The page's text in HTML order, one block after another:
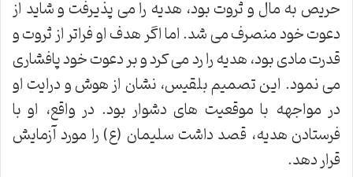
حریص به مال و ثروت بود، هدیه را می پذیرفت و شاید از
دعوت خود منصرف می شد. اما اگر هدف او فراتر از ثروت و
قدرت مادی بود، هدیه را رد می کرد و بر دعوت خود پافشاری
می نمود. این تصمیم بلقیس، نشان از هوش و درایت او
در مواجهه با موقعیت های دشوار بود. در واقع، او با
فرستادن هدیه، قصد داشت سلیمان (ع) را مورد آزمایش
قرار دهد.